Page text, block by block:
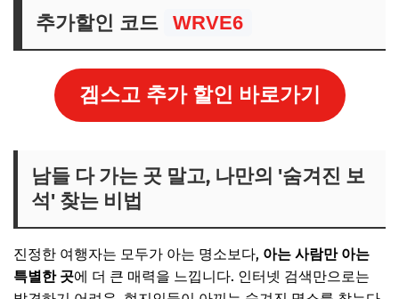
추가할인 코드 WRVE6
겜스고 추가 할인 바로가기
남들 다 가는 곳 말고, 나만의 '숨겨진 보
석' 찾는 비법
진정한 여행자는 모두가 아는 명소보다, 아는 사람만 아는
특별한 곳에 더 큰 매력을 느낍니다. 인터넷 검색만으로는